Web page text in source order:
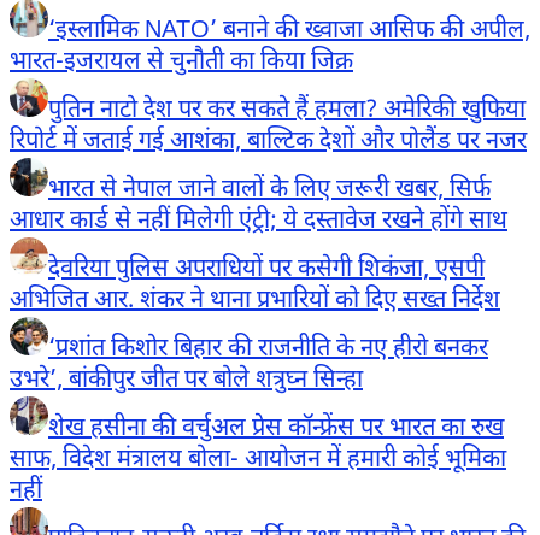
‘इस्लामिक NATO’ बनाने की ख्वाजा आसिफ की अपील,
भारत-इजरायल से चुनौती का किया जिक्र
पुतिन नाटो देश पर कर सकते हैं हमला? अमेरिकी खुफिया
रिपोर्ट में जताई गई आशंका, बाल्टिक देशों और पोलैंड पर नजर
भारत से नेपाल जाने वालों के लिए जरूरी खबर, सिर्फ
आधार कार्ड से नहीं मिलेगी एंट्री; ये दस्तावेज रखने होंगे साथ
देवरिया पुलिस अपराधियों पर कसेगी शिकंजा, एसपी
अभिजित आर. शंकर ने थाना प्रभारियों को दिए सख्त निर्देश
‘प्रशांत किशोर बिहार की राजनीति के नए हीरो बनकर
उभरे’, बांकीपुर जीत पर बोले शत्रुघ्न सिन्हा
शेख हसीना की वर्चुअल प्रेस कॉन्फ्रेंस पर भारत का रुख
साफ, विदेश मंत्रालय बोला- आयोजन में हमारी कोई भूमिका
नहीं